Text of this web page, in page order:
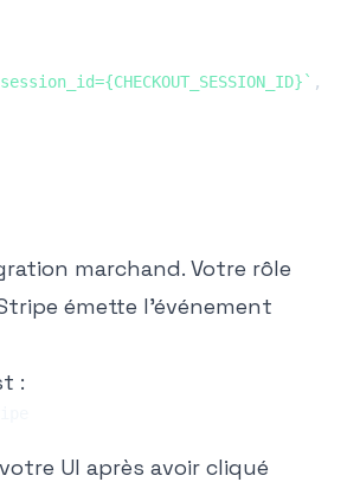
` ,
marchand. Votre rôle
émette l'événement
:
UI après avoir cliqué